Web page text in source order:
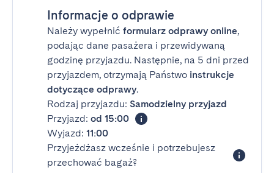
Informacje o odprawie
Należy wypełnić formularz odprawy online,
podając dane pasażera i przewidywaną
godzinę przyjazdu. Następnie, na 5 dni przed
przyjazdem, otrzymają Państwo instrukcje
dotyczące odprawy.
Rodzaj przyjazdu: Samodzielny przyjazd
Przyjazd: od 15:00
Wyjazd: 11:00
Przyjeżdżasz wcześnie i potrzebujesz
przechować bagaż?